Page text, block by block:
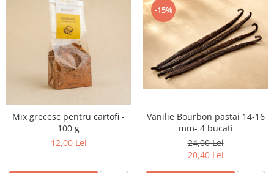
Mix grecesc pentru cartofi -
100 g
12,00 Lei
-15%
Vanilie Bourbon pastai 14-16
mm- 4 bucati
24,00 Lei
20,40 Lei